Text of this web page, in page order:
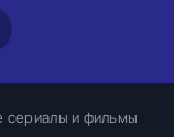
сериалы и фильмы